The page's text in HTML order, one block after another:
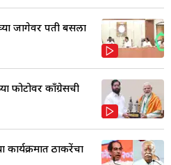
जागेवर पती बसला
फोटोवर काँग्रेसची
ठाकरेंचा